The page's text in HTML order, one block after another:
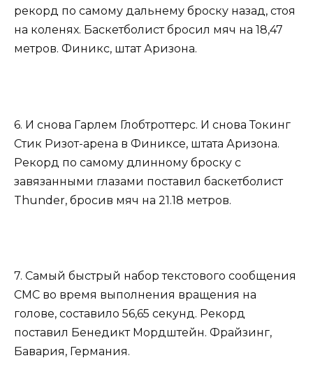
рекорд по самому дальнему броску назад, стоя
на коленях. Баскетболист бросил мяч на 18,47
метров. Финикс, штат Аризона.
6. И снова Гарлем Глобтроттерс. И снова Токинг
Стик Ризот-арена в Финиксе, штата Аризона.
Рекорд по самому длинному броску с
завязанными глазами поставил баскетболист
Thunder, бросив мяч на 21.18 метров.
7. Самый быстрый набор текстового сообщения
СМС во время выполнения вращения на
голове, составило 56,65 секунд. Рекорд
поставил Бенедикт Мордштейн. Фрайзинг,
Бавария, Германия.